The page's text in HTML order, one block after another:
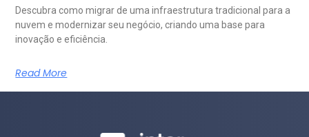
Descubra como migrar de uma infraestrutura tradicional para a
nuvem e modernizar seu negócio, criando uma base para
inovação e eficiência.
Read More